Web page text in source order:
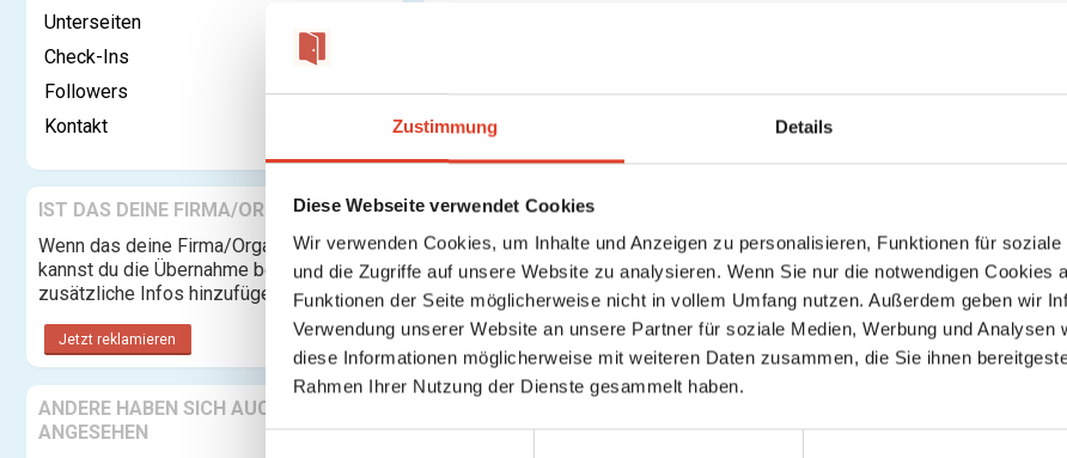
Zustimmung Details
Diese Webseite verwendet Cookies
Wir verwenden Cookies, um Inhalte und Anzeigen zu personalisieren, Funktionen für
und die Zugriffe auf unsere Website zu analysieren. Wenn Sie nur die notwendigen Cookies
Funktionen der Seite möglicherweise nicht in vollem Umfang nutzen. Außerdem geben wir
Verwendung unserer Website an unsere Partner für soziale Medien, Werbung und Analysen
diese Informationen möglicherweise mit weiteren Daten zusammen, die Sie ihnen
Rahmen Ihrer Nutzung der Dienste gesammelt haben.
Unterseiten
Check-Ins
Followers
Kontakt
IST DAS DEINE FIRMA/ORGANISATION?
Wenn das deine Firma/Organisation ist,
kannst du die Übernahme beantragen und
zusätzliche Infos hinzufügen.
Jetzt reklamieren
ANDERE HABEN SICH AUCH
ANGESEHEN
directions Wegbeschreibung location_on Karte anzeigen
Es gibt keine neuen Aktivitäten, die angezeigt werden könnten.